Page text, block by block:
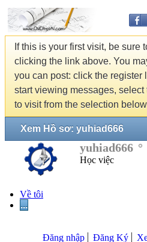
If this is your first visit, be sure
clicking the link above. You
you can post: click the register
start viewing messages,
to visit from the selection
Xem Hồ sơ: yuhiad666
yuhiad666
Học việc
Về tôi
...
Đăng nhập Đăng Ký